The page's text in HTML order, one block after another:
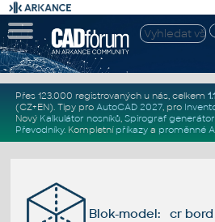
Přes 123.000 registrovaných u nás, celkem
(CZ+EN). Tipy pro AutoCAD 2027, pro
Nový Kalkulátor nosníků, Spirograf generátor
Převodníky. Kompletní příkazya proměnné
Blok-model: cr bord